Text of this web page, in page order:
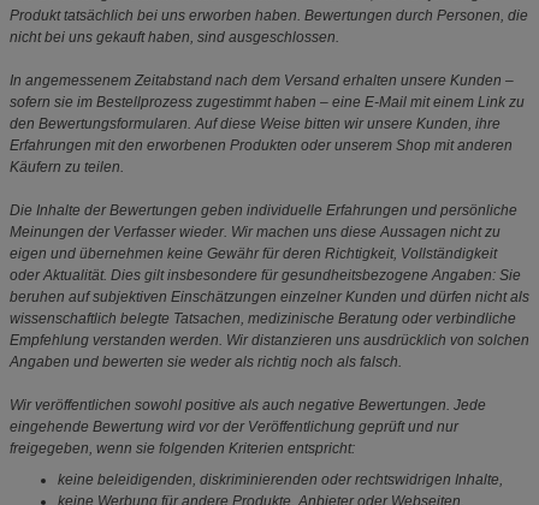
Produkt tatsächlich bei uns erworben haben. Bewertungen durch Personen, die
nicht bei uns gekauft haben, sind ausgeschlossen.
In angemessenem Zeitabstand nach dem Versand erhalten unsere Kunden –
sofern sie im Bestellprozess zugestimmt haben – eine E-Mail mit einem Link zu
den Bewertungsformularen. Auf diese Weise bitten wir unsere Kunden, ihre
Erfahrungen mit den erworbenen Produkten oder unserem Shop mit anderen
Käufern zu teilen.
Die Inhalte der Bewertungen geben individuelle Erfahrungen und persönliche
Meinungen der Verfasser wieder. Wir machen uns diese Aussagen nicht zu
eigen und übernehmen keine Gewähr für deren Richtigkeit, Vollständigkeit
oder Aktualität. Dies gilt insbesondere für gesundheitsbezogene Angaben: Sie
beruhen auf subjektiven Einschätzungen einzelner Kunden und dürfen nicht als
wissenschaftlich belegte Tatsachen, medizinische Beratung oder verbindliche
Empfehlung verstanden werden. Wir distanzieren uns ausdrücklich von solchen
Angaben und bewerten sie weder als richtig noch als falsch.
Wir veröffentlichen sowohl positive als auch negative Bewertungen. Jede
eingehende Bewertung wird vor der Veröffentlichung geprüft und nur
freigegeben, wenn sie folgenden Kriterien entspricht:
keine beleidigenden, diskriminierenden oder rechtswidrigen Inhalte,
keine Werbung für andere Produkte, Anbieter oder Webseiten,